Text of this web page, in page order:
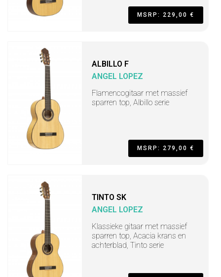
MSRP: 229,00 €
ALBILLO F
ANGEL LOPEZ
Flamencogitaar met massief
sparren top, Albillo serie
MSRP: 279,00 €
TINTO SK
ANGEL LOPEZ
Klassieke gitaar met massief
sparren top, Acacia krans en
achterblad, Tinto serie